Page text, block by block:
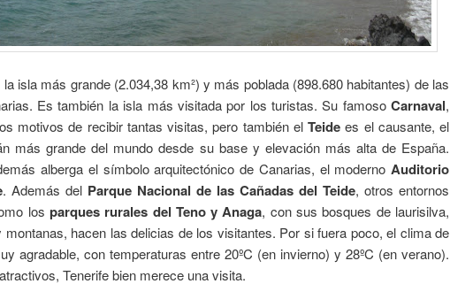
isla más grande (2.034,38 km²) y más poblada (898.680 habitantes) de las
Es también la isla más visitada por los turistas. Su famoso Carnaval,
motivos de recibir tantas visitas, pero también el Teide es el causante, el
más grande del mundo desde su base y elevación más alta de España.
alberga el símbolo arquitectónico de Canarias, el moderno Auditorio
. Además del Parque Nacional de las Cañadas del Teide, otros entornos
los parques rurales del Teno y Anaga, con sus bosques de laurisilva,
montanas, hacen las delicias de los visitantes. Por si fuera poco, el clima de
agradable, con temperaturas entre 20ºC (en invierno) y 28ºC (en verano).
Tenerife bien merece una visita.